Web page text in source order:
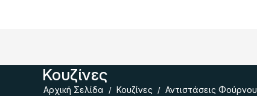
Αρχική Σελίδα / Κουζίνες / Αντιστάσεις Φούρνου
Κουζίνες